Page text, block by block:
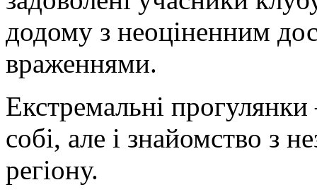
додому з неоціненним
враженнями.
Екстремальні
собі, але і знайомство з
регіону.